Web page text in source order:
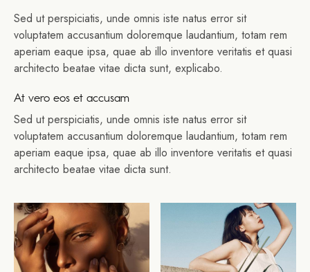
Sed ut perspiciatis, unde omnis iste natus error sit
voluptatem accusantium doloremque laudantium, totam rem
aperiam eaque ipsa, quae ab illo inventore veritatis et quasi
architecto beatae vitae dicta sunt, explicabo.
At vero eos et accusam
Sed ut perspiciatis, unde omnis iste natus error sit
voluptatem accusantium doloremque laudantium, totam rem
aperiam eaque ipsa, quae ab illo inventore veritatis et quasi
architecto beatae vitae dicta sunt.